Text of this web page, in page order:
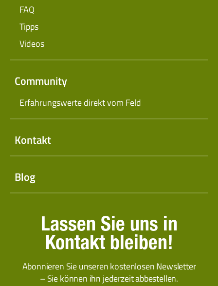
FAQ
Tipps
Videos
Community
Erfahrungswerte direkt vom Feld
Kontakt
Blog
Lassen Sie uns in
Kontakt bleiben!
Abonnieren Sie unseren kostenlosen Newsletter
– Sie können ihn jederzeit abbestellen.